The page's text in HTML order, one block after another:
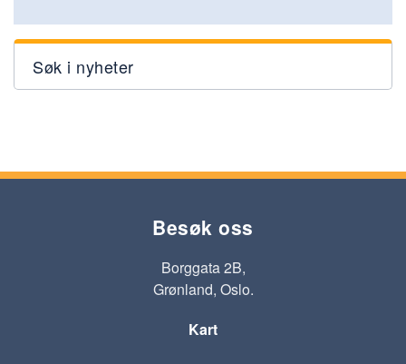
Søk i nyheter
Besøk oss
Borggata 2B,
Grønland, Oslo.
Kart